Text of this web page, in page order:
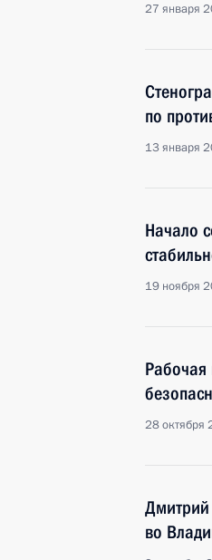
27 января
по
13 января
Начало
19 ноября
Рабочая
28 октября
Дмитрий
во